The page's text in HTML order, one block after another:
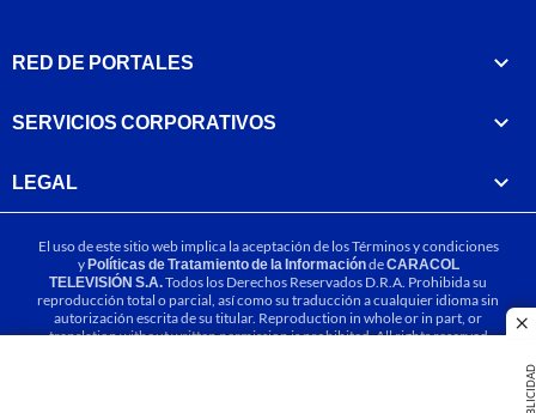
PUBLICIDAD
RED DE PORTALES
SERVICIOS CORPORATIVOS
LEGAL
El uso de este sitio web implica la aceptación de losTérminos y condiciones
yPolíticas de Tratamiento de la InformacióndeCARACOL
TELEVISIÓN S.A.Todos los Derechos Reservados D.R.A. Prohibida su
reproducción total o parcial, así como su traducción a cualquier idioma sin
autorización escrita de su titular. Reproduction in whole or in part, or
translation without written permission is prohibited. All rights reserved